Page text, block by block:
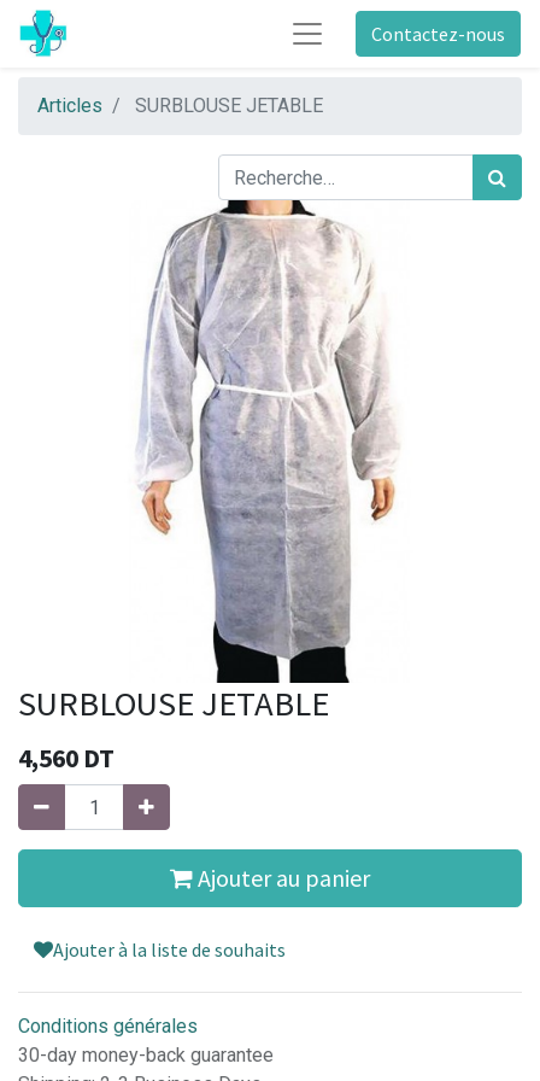
Contactez-nous
Articles SURBLOUSE JETABLE
SURBLOUSE JETABLE
4,560 DT
Ajouter au panier
Ajouter à la liste de souhaits
Conditions générales
30-day money-back guarantee